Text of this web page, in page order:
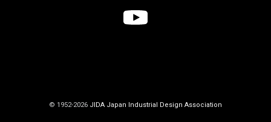
© 1952-2026 JIDA Japan Industrial Design Association